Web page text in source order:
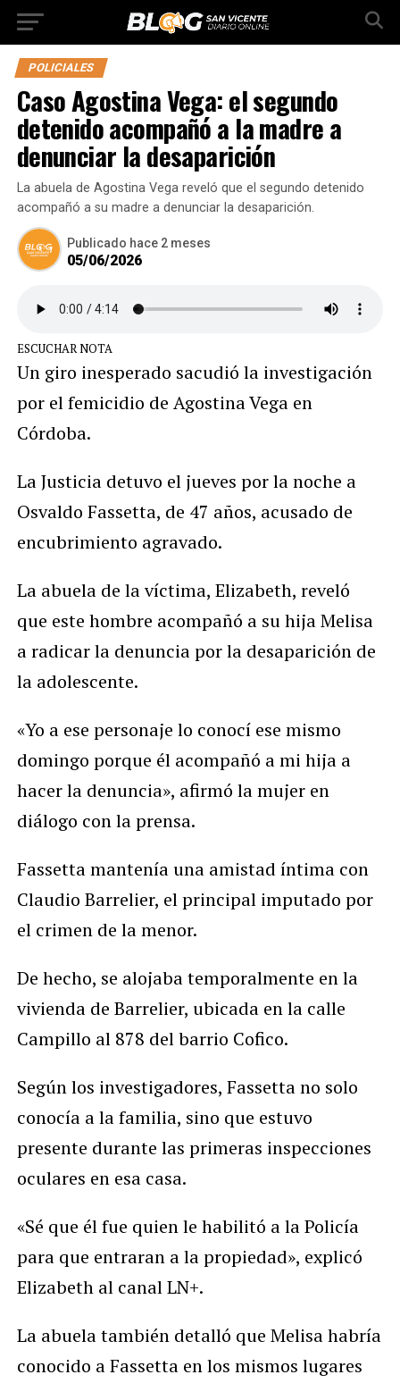
POLICIALES
Caso Agostina Vega: el segundo
detenido acompañó a la madre a
denunciar la desaparición
La abuela de Agostina Vega reveló que el segundo detenido
acompañó a su madre a denunciar la desaparición.
Publicado hace 2 meses
05/06/2026
ESCUCHAR NOTA
Un giro inesperado sacudió la investigación
por el femicidio de Agostina Vega en
Córdoba.
La Justicia detuvo el jueves por la noche a
Osvaldo Fassetta, de 47 años, acusado de
encubrimiento agravado.
La abuela de la víctima, Elizabeth, reveló
que este hombre acompañó a su hija Melisa
a radicar la denuncia por la desaparición de
la adolescente.
«Yo a ese personaje lo conocí ese mismo
domingo porque él acompañó a mi hija a
hacer la denuncia», afirmó la mujer en
diálogo con la prensa.
Fassetta mantenía una amistad íntima con
Claudio Barrelier, el principal imputado por
el crimen de la menor.
De hecho, se alojaba temporalmente en la
vivienda de Barrelier, ubicada en la calle
Campillo al 878 del barrio Cofico.
Según los investigadores, Fassetta no solo
conocía a la familia, sino que estuvo
presente durante las primeras inspecciones
oculares en esa casa.
«Sé que él fue quien le habilitó a la Policía
para que entraran a la propiedad», explicó
Elizabeth al canal LN+.
La abuela también detalló que Melisa habría
conocido a Fassetta en los mismos lugares